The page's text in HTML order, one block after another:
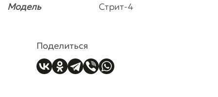
Модель Стрит-4
Поделиться